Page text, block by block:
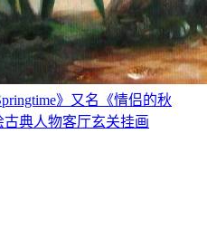
》又名《情侣的秋
典人物客厅玄关挂画